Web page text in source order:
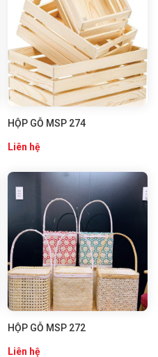
HỘP GỖ MSP 274
Liên hệ
HỘP GỖ MSP 272
Liên hệ